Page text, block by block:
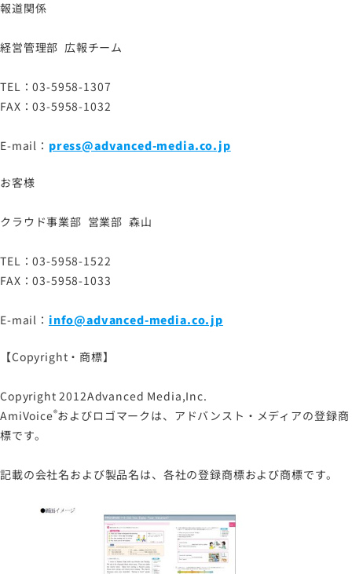
報道関係
経営管理部 広報チーム
TEL：03-5958-1307
FAX：03-5958-1032
E-mail： press@advanced-media.co.jp
お客様
クラウド事業部 営業部 森山
TEL：03-5958-1522
FAX：03-5958-1033
E-mail： info@advanced-media.co.jp
【Copyright・商標】
Copyright 2012Advanced Media,Inc.
AmiVoice®およびロゴマークは、アドバンスト・メディアの登録商
標です。
記載の会社名および製品名は、各社の登録商標および商標です。